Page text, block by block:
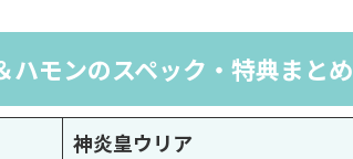
ハモンのスペック・特典まとめ
神炎皇ウリア